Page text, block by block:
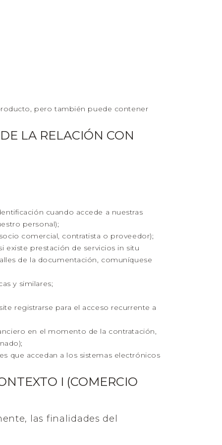
pero también puede contener
LA RELACIÓN CON
cuando accede a nuestras
personal);
comercial, contratista o proveedor);
prestación de servicios in situ
de la documentación, comuníquese
y similares;
registrarse para el acceso recurrente a
en el momento de la contratación,
que accedan a los sistemas electrónicos
I (COMERCIO
las finalidades del